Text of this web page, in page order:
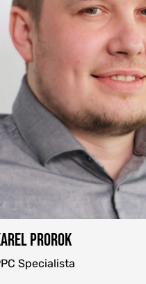
&
PROROK
Specialista